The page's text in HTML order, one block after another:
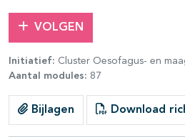
VOLGEN
Initiatief: Cluster Oesofagus- en
Aantal modules: 87
Bijlagen Download
open- en dichtklappen
open- en dichtklappen